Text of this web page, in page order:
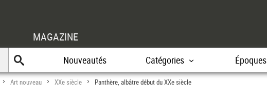
MAGAZINE
Nouveautés Catégories Époques
> Art nouveau > XXe siècle > Panthère, albâtre début du XXe siècle